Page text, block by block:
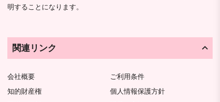
明することになります。
関連リンク
会社概要
ご利用条件
知的財産権
個人情報保護方針